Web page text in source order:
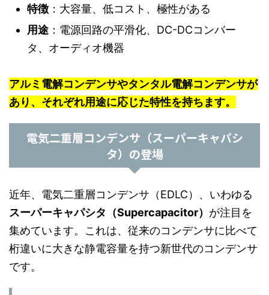
特徴 ：大容量、低コスト、極性がある
用途 ：電源回路の平滑化、DC-DCコンバー
タ、オーディオ機器
アルミ電解コンデンサやタンタル電解コンデンサが
あり、それぞれ用途に応じた特性を持ちます。
電気二重層コンデンサ（スーパーキャパシ
タ）の登場
近年、電気二重層コンデンサ（EDLC）、いわゆる
スーパーキャパシタ（Supercapacitor） が注目を
集めています。これは、従来のコンデンサに比べて
桁違いに大きな静電容量を持つ新世代のコンデンサ
です。